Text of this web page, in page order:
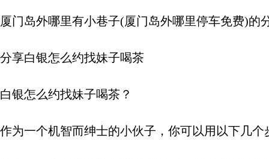
厦门岛外哪里有小巷子(厦门岛外哪里停车免费)的
分享白银怎么约找妹子喝茶
白银怎么约找妹子喝茶？
作为一个机智而绅士的小伙子，你可以用以下几